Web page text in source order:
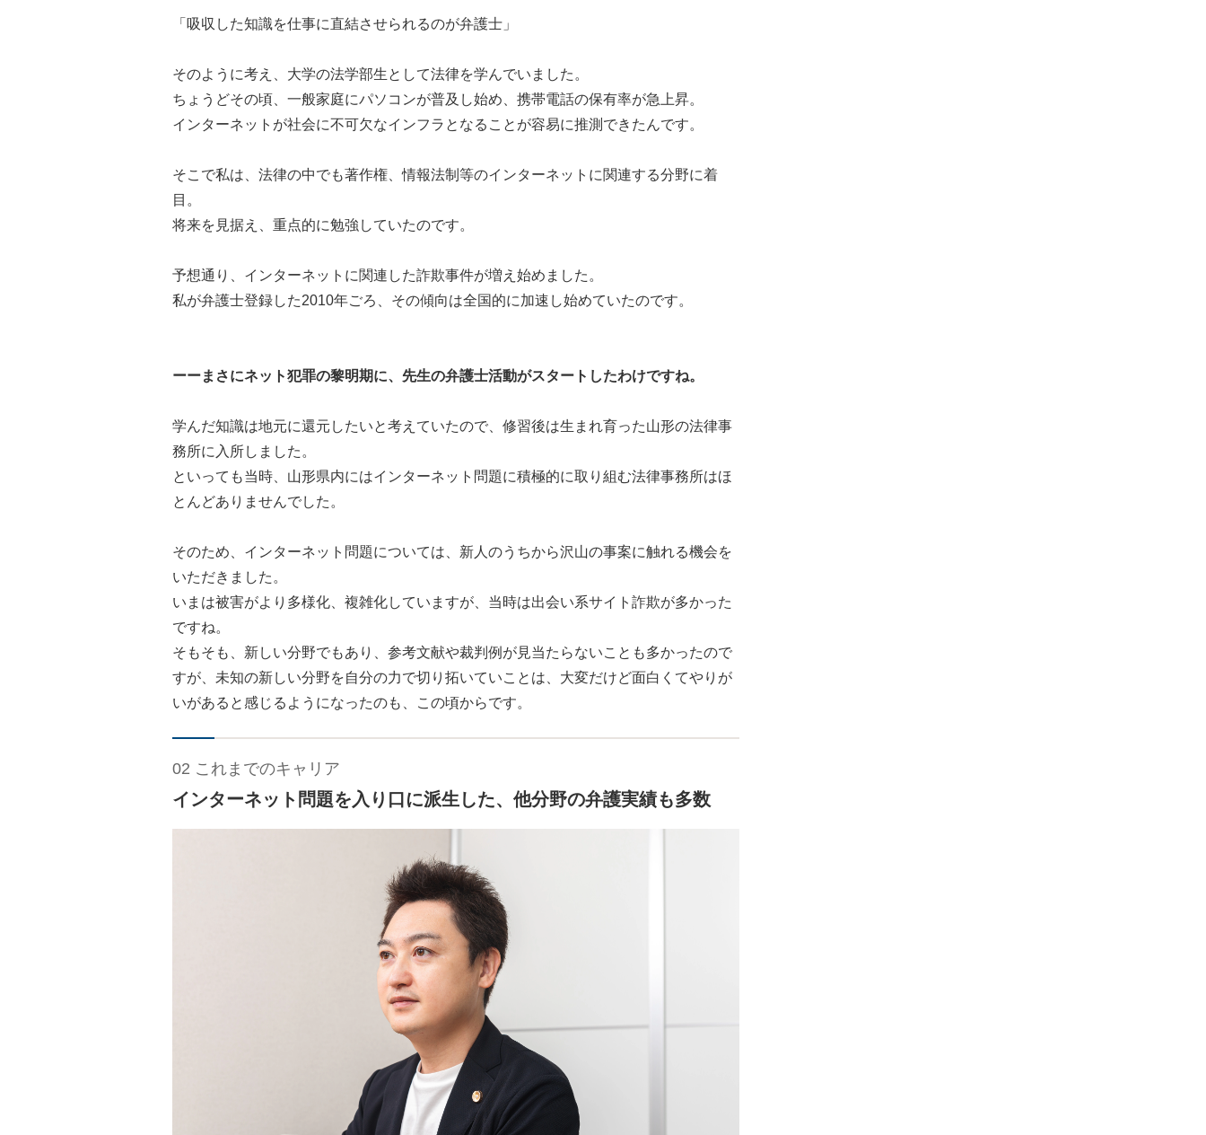
「吸収した知識を仕事に直結させられるのが弁護士」
そのように考え、大学の法学部生として法律を学んでいました。
ちょうどその頃、一般家庭にパソコンが普及し始め、携帯電話の保有率が急上昇。
インターネットが社会に不可欠なインフラとなることが容易に推測できたんです。
そこで私は、法律の中でも著作権、情報法制等のインターネットに関連する分野に着
目。
将来を見据え、重点的に勉強していたのです。
予想通り、インターネットに関連した詐欺事件が増え始めました。
私が弁護士登録した2010年ごろ、その傾向は全国的に加速し始めていたのです。
ーーまさにネット犯罪の黎明期に、先生の弁護士活動がスタートしたわけですね。
学んだ知識は地元に還元したいと考えていたので、修習後は生まれ育った山形の法律事
務所に入所しました。
といっても当時、山形県内にはインターネット問題に積極的に取り組む法律事務所はほ
とんどありませんでした。
そのため、インターネット問題については、新人のうちから沢山の事案に触れる機会を
いただきました。
いまは被害がより多様化、複雑化していますが、当時は出会い系サイト詐欺が多かった
ですね。
そもそも、新しい分野でもあり、参考文献や裁判例が見当たらないことも多かったので
すが、未知の新しい分野を自分の力で切り拓いていことは、大変だけど面白くてやりが
いがあると感じるようになったのも、この頃からです。
02 これまでのキャリア
インターネット問題を入り口に派生した、他分野の弁護実績も多数